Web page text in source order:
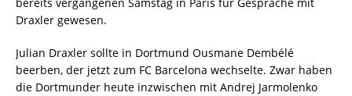
Draxler gewesen.
Julian Draxler sollte in Dortmund Ousmane Dembélé
beerben, der jetzt zum FC Barcelona wechselte. Zwar haben
die Dortmunder heute inzwischen mit Andrej Jarmolenko